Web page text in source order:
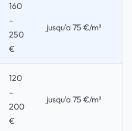
160
–
250
€
jusqu'a 75 €/m²
120
–
200
€
jusqu'a 75 €/m²